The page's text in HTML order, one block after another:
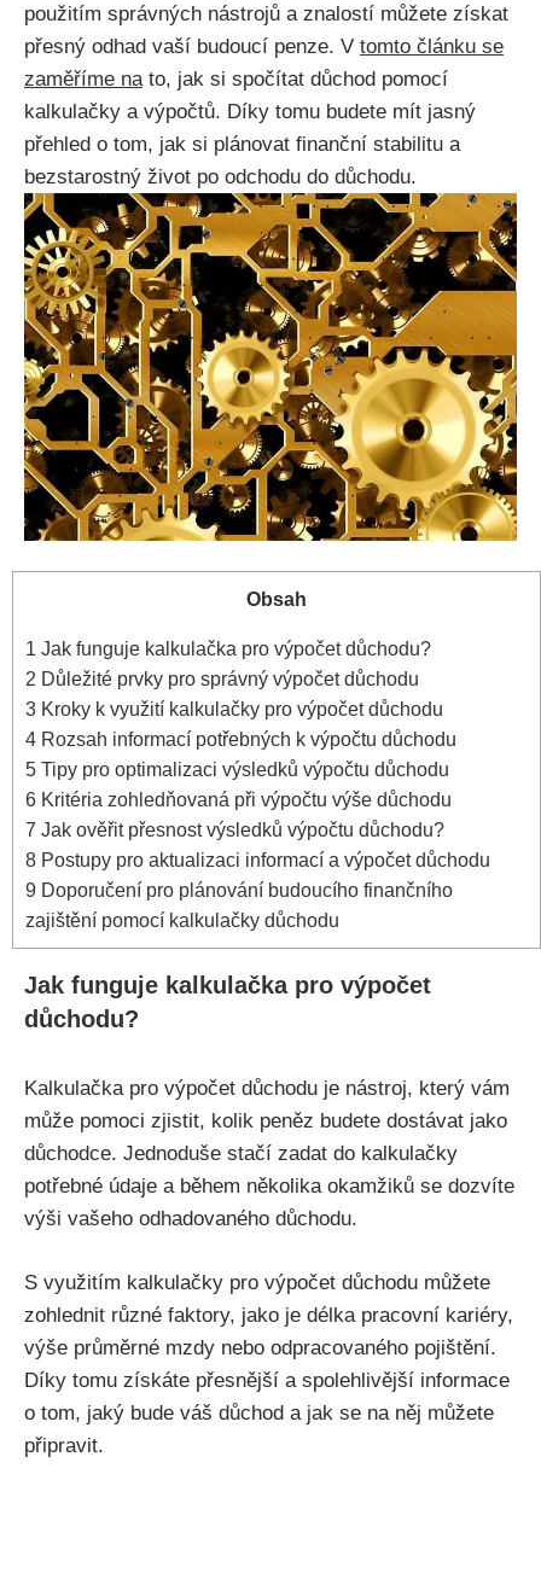
použitím správných nástrojů a znalostí můžete získat
přesný odhad vaší budoucí penze. V tomto článku se
zaměříme na to, jak si spočítat důchod pomocí
kalkulačky a výpočtů. Díky tomu budete mít jasný
přehled o tom, jak si plánovat finanční stabilitu a
bezstarostný život po odchodu do důchodu.
Obsah
1 Jak funguje kalkulačka pro výpočet důchodu?
2 Důležité prvky pro správný výpočet důchodu
3 Kroky k využití kalkulačky pro výpočet důchodu
4 Rozsah informací potřebných k výpočtu důchodu
5 Tipy pro optimalizaci výsledků výpočtu důchodu
6 Kritéria zohledňovaná při výpočtu výše důchodu
7 Jak ověřit přesnost výsledků výpočtu důchodu?
8 Postupy pro aktualizaci informací a výpočet důchodu
9 Doporučení pro plánování budoucího finančního
zajištění pomocí kalkulačky důchodu
Jak funguje kalkulačka pro výpočet
důchodu?
Kalkulačka pro výpočet důchodu je nástroj, který vám
může pomoci zjistit, kolik peněz budete dostávat jako
důchodce. Jednoduše stačí zadat do kalkulačky
potřebné údaje a během několika okamžiků se dozvíte
výši vašeho odhadovaného důchodu.
S využitím kalkulačky pro výpočet důchodu můžete
zohlednit různé faktory, jako je délka pracovní kariéry,
výše průměrné mzdy nebo odpracovaného pojištění.
Díky tomu získáte přesnější a spolehlivější informace
o tom, jaký bude váš důchod a jak se na něj můžete
připravit.